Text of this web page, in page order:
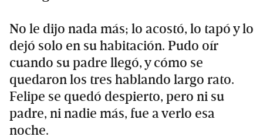
No le dijo nada más; lo acostó, lo tapó y lo
dejó solo en su habitación. Pudo oír
cuando su padre llegó, y cómo se
quedaron los tres hablando largo rato.
Felipe se quedó despierto, pero ni su
padre, ni nadie más, fue a verlo esa
noche.